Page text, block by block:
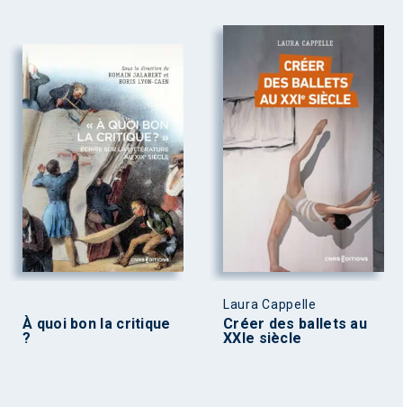
À quoi bon la critique
?
Laura Cappelle
Créer des ballets au
XXIe siècle